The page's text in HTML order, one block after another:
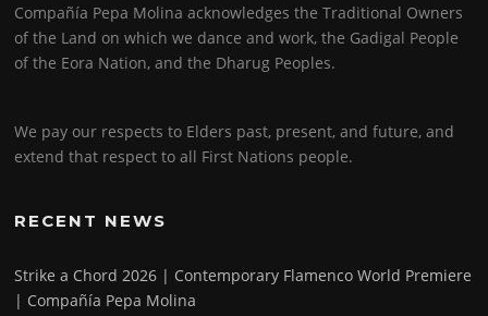
Compañía Pepa Molina acknowledges the Traditional Owners
of the Land on which we dance and work, the Gadigal People
of the Eora Nation, and the Dharug Peoples.
We pay our respects to Elders past, present, and future, and
extend that respect to all First Nations people.
RECENT NEWS
Strike a Chord 2026 | Contemporary Flamenco World Premiere
| Compañía Pepa Molina